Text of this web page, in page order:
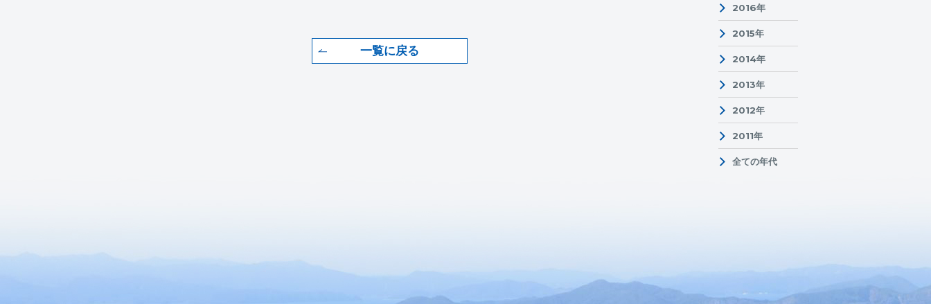
一覧に戻る
2016年
2015年
2014年
2013年
2012年
2011年
全ての年代